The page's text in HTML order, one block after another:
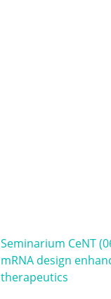
Seminarium CeNT
mRNA design
therapeutics